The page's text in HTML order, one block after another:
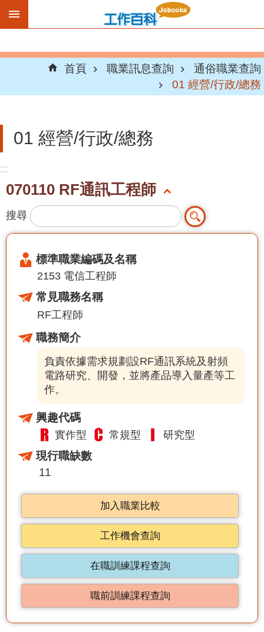
跳到主要內容區塊
首頁 職業訊息查詢
通俗職業查詢
01 經營/行政/總務
01 經營/行政/總務
:::
070110 RF通訊工程師
搜尋
標準職業編碼及名稱
2153 電信工程師
常見職務名稱
RF工程師
職務簡介
負責依據需求規劃設RF通訊系統及射頻
電路研究、開發，並將產品導入量產等工
作。
興趣代碼
實作型 常規型 研究型
現行職缺數
11
加入職業比較
工作機會查詢
在職訓練課程查詢
職前訓練課程查詢